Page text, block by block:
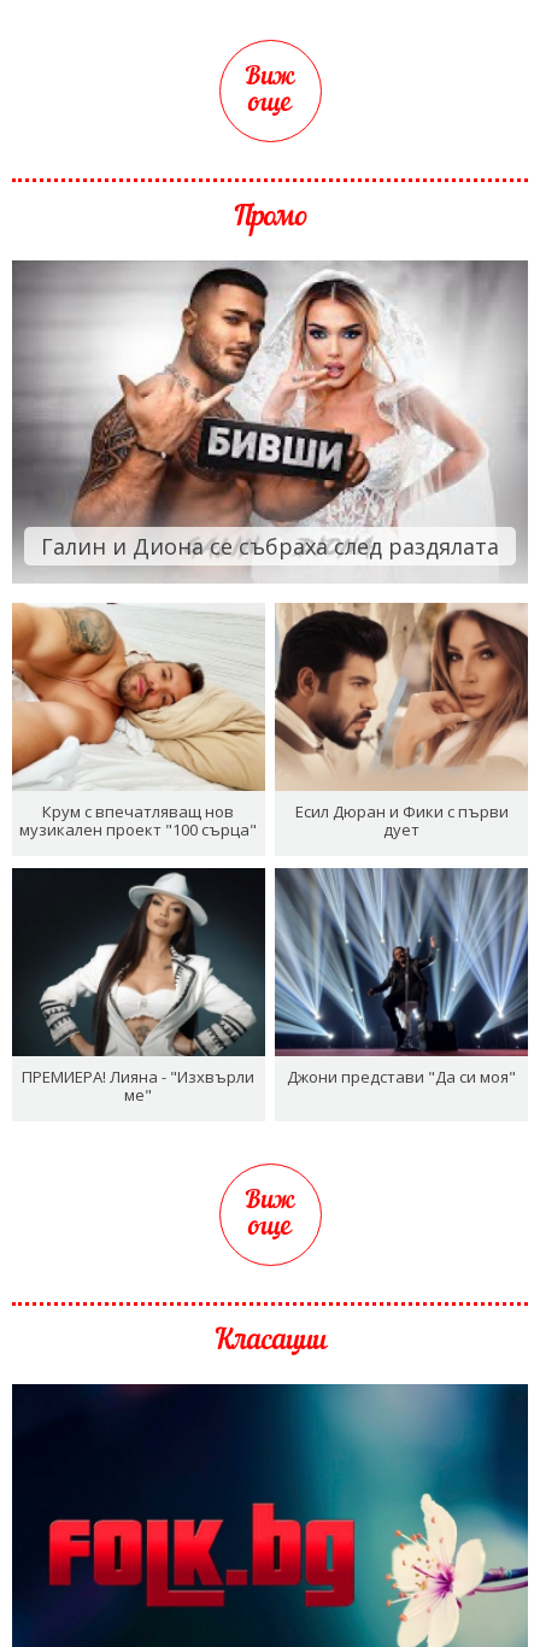
Виж
още
Промо
Галин и Диона се събраха след раздялата
Крум с впечатляващ нов
музикален проект "100 сърца"
Есил Дюран и Фики с първи
дует
ПРЕМИЕРА! Лияна - "Изхвърли
ме"
Джони представи "Да си моя"
Виж
още
Класации